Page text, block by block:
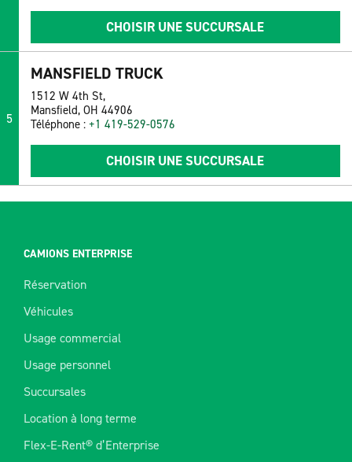
CHOISIR UNE SUCCURSALE
5
MANSFIELD TRUCK
1512 W 4th St,
Mansfield, OH 44906
Téléphone : +1 419-529-0576
CHOISIR UNE SUCCURSALE
CAMIONS ENTERPRISE
Réservation
Véhicules
Usage commercial
Usage personnel
Succursales
Location à long terme
Flex-E-Rent® d’Enterprise